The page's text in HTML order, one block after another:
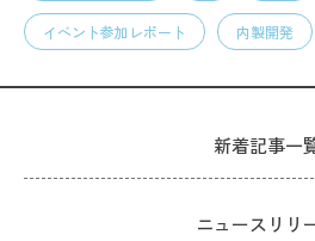
イベント参加レポート 内製開発
新着記事一
ニュースリリ